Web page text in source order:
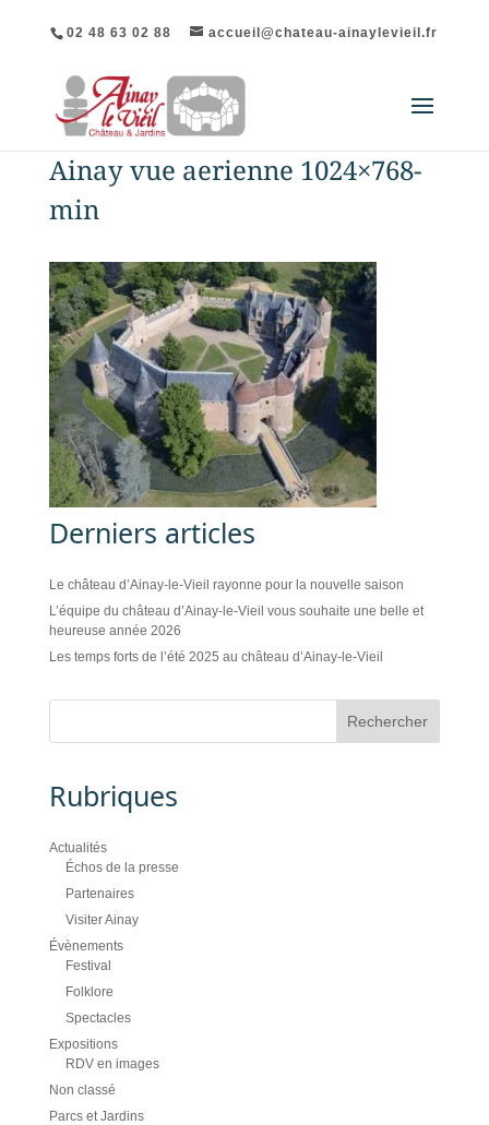
02 48 63 02 88 accueil@chateau-ainaylevieil.fr
Ainay vue aerienne 1024×768-
min
Derniers articles
Le château d’Ainay-le-Vieil rayonne pour la nouvelle saison
L’équipe du château d’Ainay-le-Vieil vous souhaite une belle et
heureuse année 2026
Les temps forts de l’été 2025 au château d’Ainay-le-Vieil
Rubriques
Actualités
Échos de la presse
Partenaires
Visiter Ainay
Évènements
Festival
Folklore
Spectacles
Expositions
RDV en images
Non classé
Parcs et Jardins